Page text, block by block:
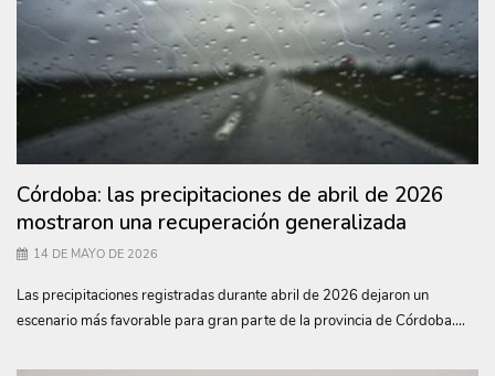
Córdoba: las precipitaciones de abril de 2026
mostraron una recuperación generalizada
14 DE MAYO DE 2026
Las precipitaciones registradas durante abril de 2026 dejaron un
escenario más favorable para gran parte de la provincia de Córdoba....